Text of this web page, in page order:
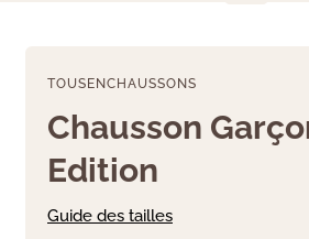
TOUSENCHAUSSONS
Chausson
Edition
Guide des tailles